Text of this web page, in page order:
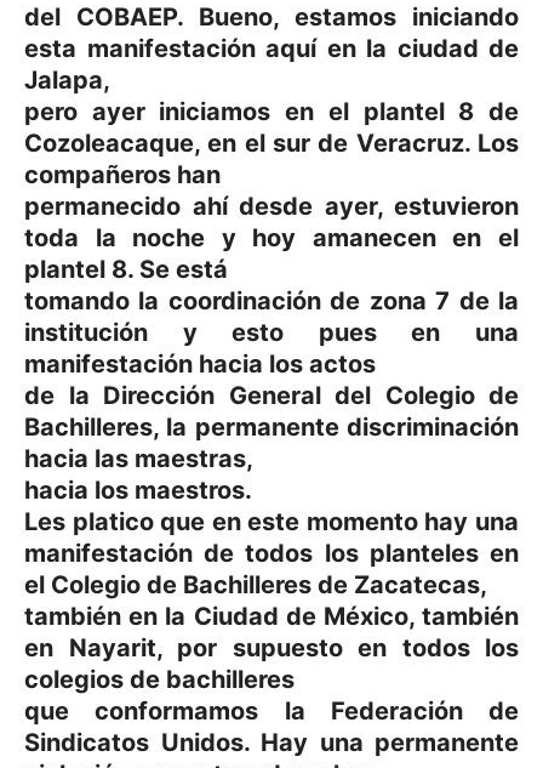
del COBAEP. Bueno, estamos iniciando
esta manifestación aquí en la ciudad de
Jalapa,
pero ayer iniciamos en el plantel 8 de
Cozoleacaque, en el sur de Veracruz. Los
compañeros han
permanecido ahí desde ayer, estuvieron
toda la noche y hoy amanecen en el
plantel 8. Se está
tomando la coordinación de zona 7 de la
institución y esto pues en una
manifestación hacia los actos
de la Dirección General del Colegio de
Bachilleres, la permanente discriminación
hacia las maestras,
hacia los maestros.
Les platico que en este momento hay una
manifestación de todos los planteles en
el Colegio de Bachilleres de Zacatecas,
también en la Ciudad de México, también
en Nayarit, por supuesto en todos los
colegios de bachilleres
que conformamos la Federación de
Sindicatos Unidos. Hay una permanente